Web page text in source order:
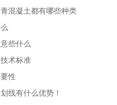
混凝土都有哪些种类
些什么
术标准
性
线有什么优势！